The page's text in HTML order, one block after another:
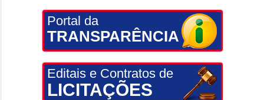
Portal da
TRANSPARÊNCIA
Editais e Contratos de
LICITAÇÕES